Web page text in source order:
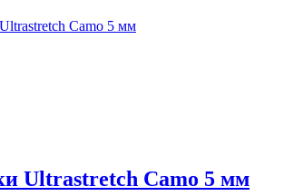
Ultrastretch Camo 5 мм